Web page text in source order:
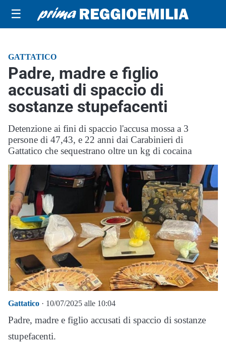
☰
GATTATICO
Padre, madre e figlio
accusati di spaccio di
sostanze stupefacenti
Detenzione ai fini di spaccio l'accusa mossa a 3
persone di 47,43, e 22 anni dai Carabinieri di
Gattatico che sequestrano oltre un kg di cocaina
Gattatico · 10/07/2025 alle 10:04
Padre, madre e figlio accusati di spaccio di sostanze
stupefacenti.